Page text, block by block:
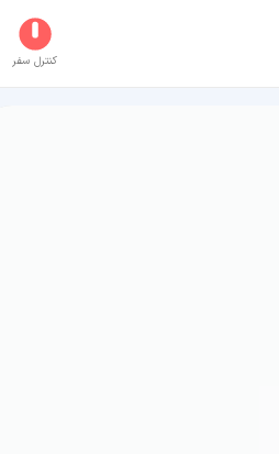
کنترل سفر